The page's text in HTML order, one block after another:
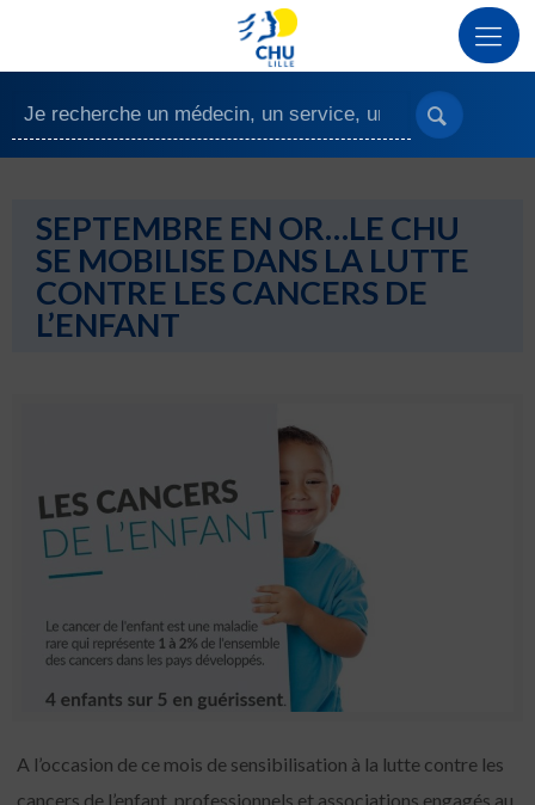
SEPTEMBRE EN OR…LE CHU
SE MOBILISE DANS LA LUTTE
CONTRE LES CANCERS DE
L’ENFANT
A l’occasion de ce mois de sensibilisation à la lutte contre les
cancers de l’enfant, professionnels et associations engagés au